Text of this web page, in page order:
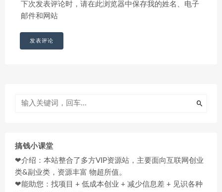
下次发表评论时，请在此浏览器中保存我的姓名、电子
邮件和网站
搞钱小课堂
❤介绍：本站整合了多方VIP资源站，主要面向互联网创业
类&副业类，资源丰富 物超所值。
❤能助您：找项目 + 低成本创业 + 减少信息差 + 见识各种